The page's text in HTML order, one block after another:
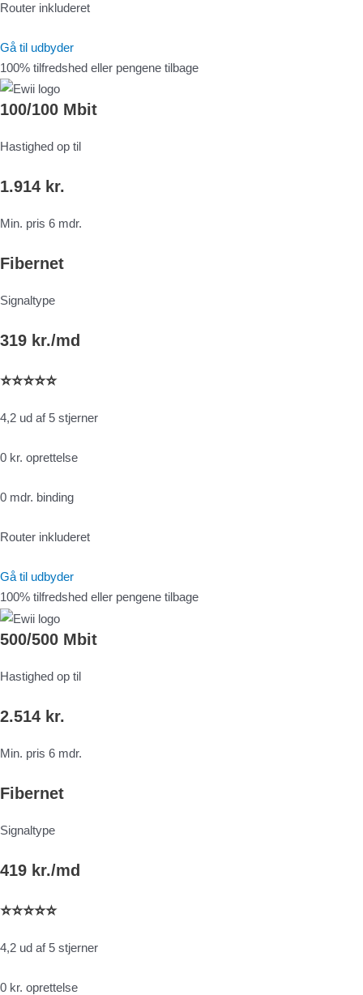
Router inkluderet
Gå til udbyder
100% tilfredshed eller pengene tilbage
100/100 Mbit
Hastighed op til
1.914 kr.
Min. pris 6 mdr.
Fibernet
Signaltype
319 kr./md
⭐⭐⭐⭐⭐
4,2 ud af 5 stjerner
0 kr. oprettelse
0 mdr. binding
Router inkluderet
Gå til udbyder
100% tilfredshed eller pengene tilbage
500/500 Mbit
Hastighed op til
2.514 kr.
Min. pris 6 mdr.
Fibernet
Signaltype
419 kr./md
⭐⭐⭐⭐⭐
4,2 ud af 5 stjerner
0 kr. oprettelse